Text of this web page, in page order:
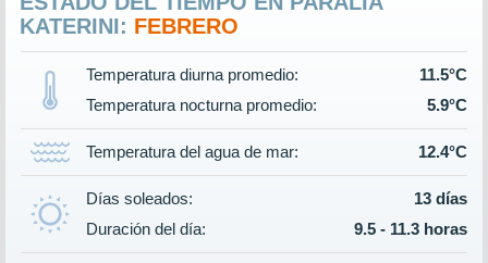
KATERINI: FEBRERO
Temperatura diurna promedio:
11.5°C
Temperatura nocturna promedio:
5.9°C
Temperatura del agua de mar: 12.4°C
Días soleados:
13 días
Duración del día:
9.5 - 11.3 horas